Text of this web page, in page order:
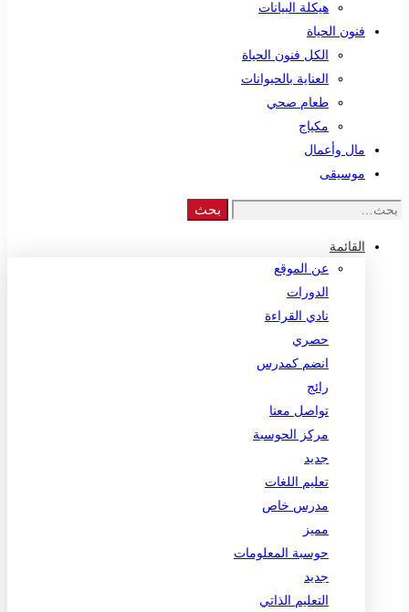
هيكلة البيانات
فنون الحياة
الكل فنون الحياة
العناية بالحيوانات
طعام صحي
مكياج
مال وأعمال
موسيقى
Search
بحث
القائمة
عن الموقع
الدورات
نادي القراءة
حصري
انضم كمدرس
رائج
تواصل معنا
مركز الحوسبة
جديد
تعليم اللغات
مدرس خاص
مميز
حوسبة المعلومات
جديد
التعليم الذاتي